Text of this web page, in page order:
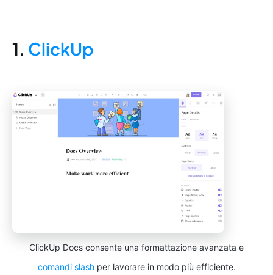
1. ClickUp
ClickUp Docs consente una formattazione avanzata e
comandi slashper lavorare in modo più efficiente.